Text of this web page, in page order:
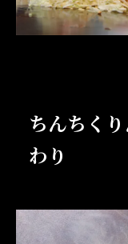
ちんちく
わり